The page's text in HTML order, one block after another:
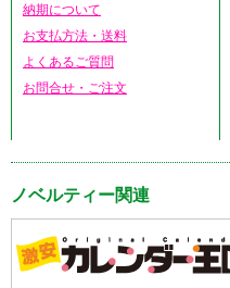
納期について
お支払方法・送料
よくあるご質問
お問合せ・ご注文
ノベルティー関連